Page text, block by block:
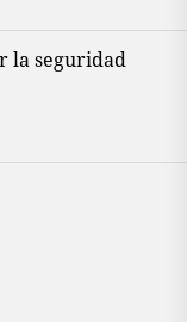
la seguridad